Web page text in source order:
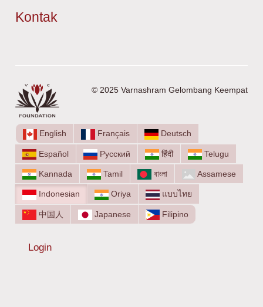
Kontak
© 2025 Varnashram Gelombang Keempat
English Français Deutsch
Español Русский हिंदी Telugu
Kannada Tamil বাংলা Assamese
Indonesian Oriya แบบไทย
中国人 Japanese Filipino
Menu
Login